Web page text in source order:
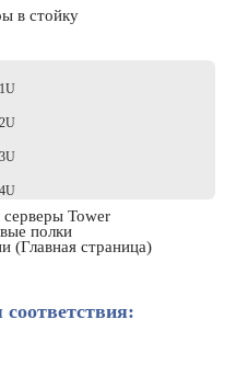
в стойку
1U
2U
3U
4U
Tower
полки
(Главная страница)